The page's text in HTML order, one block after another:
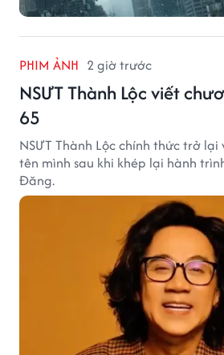
PHIM ẢNH 2 giờ trước
NSƯT Thành Lộc viết
65
NSƯT Thành Lộc chính thức trở
tên mình sau khi khép lại hành
Đăng.